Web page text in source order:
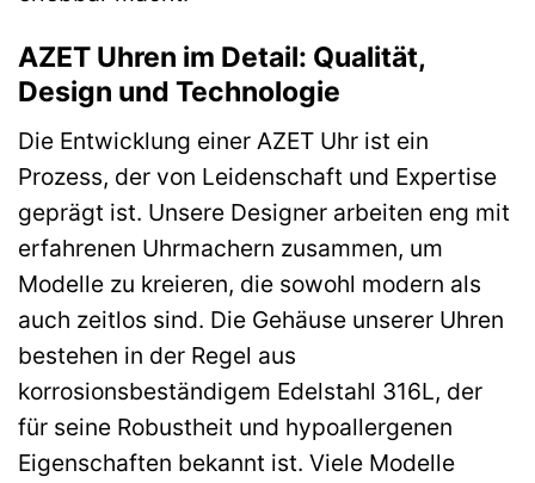
AZET Uhren im Detail: Qualität,
Design und Technologie
Die Entwicklung einer AZET Uhr ist ein
Prozess, der von Leidenschaft und Expertise
geprägt ist. Unsere Designer arbeiten eng mit
erfahrenen Uhrmachern zusammen, um
Modelle zu kreieren, die sowohl modern als
auch zeitlos sind. Die Gehäuse unserer Uhren
bestehen in der Regel aus
korrosionsbeständigem Edelstahl 316L, der
für seine Robustheit und hypoallergenen
Eigenschaften bekannt ist. Viele Modelle